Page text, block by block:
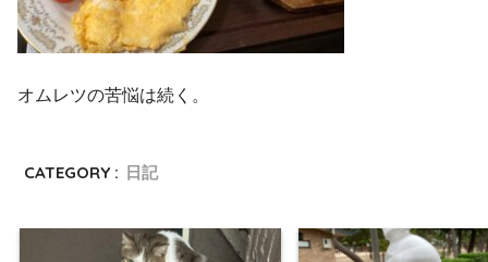
オムレツの苦悩は続く。
CATEGORY : 日記